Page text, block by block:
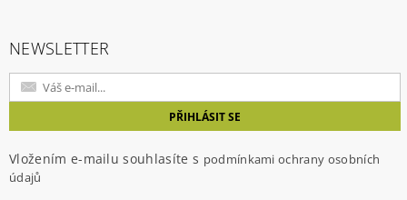
NEWSLETTER
Vložením e-mailu souhlasíte s podmínkami ochrany osobních
údajů